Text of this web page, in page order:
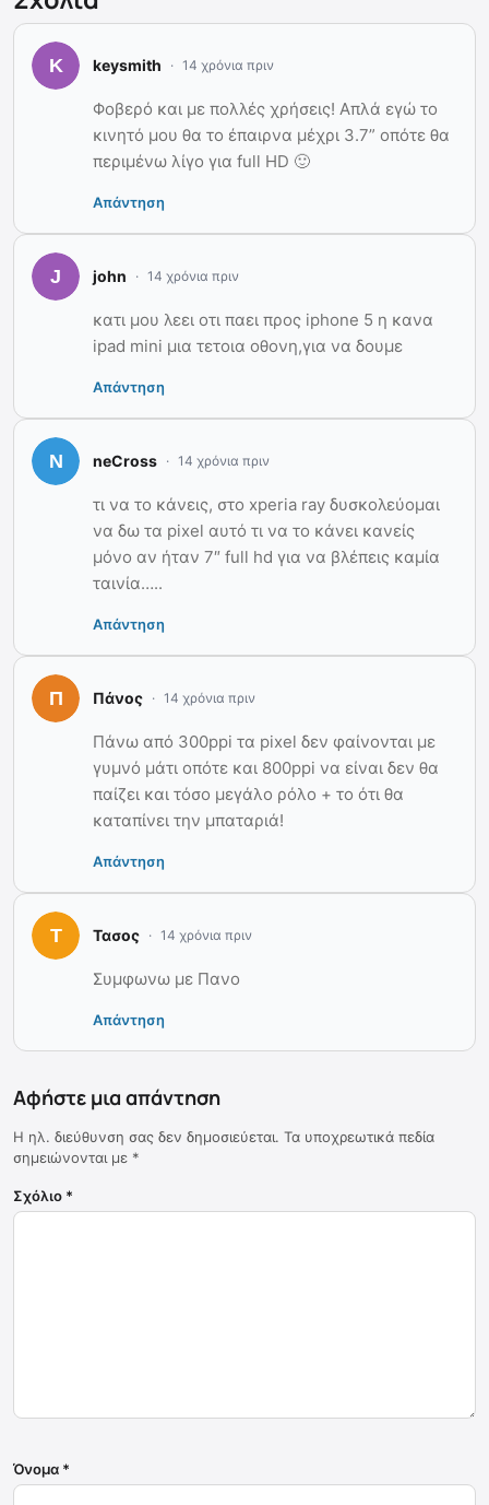
keysmith 14 χρόνια πριν
Φοβερό και με πολλές χρήσεις! Απλά εγώ το
κινητό μου θα το έπαιρνα μέχρι 3.7” οπότε θα
περιμένω λίγο για full HD 🙂
Απάντηση
john 14 χρόνια πριν
κατι μου λεει οτι παει προς iphone 5 η κανα
ipad mini μια τετοια οθονη,για να δουμε
Απάντηση
neCross 14 χρόνια πριν
τι να το κάνεις, στο xperia ray δυσκολεύομαι
να δω τα pixel αυτό τι να το κάνει κανείς
μόνο αν ήταν 7″ full hd για να βλέπεις καμία
ταινία…..
Απάντηση
Πάνος 14 χρόνια πριν
Πάνω από 300ppi τα pixel δεν φαίνονται με
γυμνό μάτι οπότε και 800ppi να είναι δεν θα
παίζει και τόσο μεγάλο ρόλο + το ότι θα
καταπίνει την μπαταριά!
Απάντηση
Τασος 14 χρόνια πριν
Συμφωνω με Πανο
Απάντηση
Αφήστε μια απάντηση
Η ηλ. διεύθυνση σας δεν δημοσιεύεται. Τα υποχρεωτικά πεδία
σημειώνονται με *
Σχόλιο *
Όνομα *